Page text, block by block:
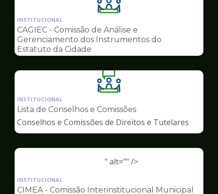
Ilustração
da
pagina
de
INSTITUCIONAL
CAGIEC - Comissão de Análise e
Gerenciamento dos Instrumentos do
Estatuto da Cidade
Ilustração
da
pagina
de
Conselhos
INSTITUCIONAL
Lista de Conselhos e Comissões
Conselhos e Comissões de Direitos e Tutelares
" alt="" />
Ilustração
pagina
INSTITUCIONAL
CIMEA - Comissão Interinstitucional Municipal